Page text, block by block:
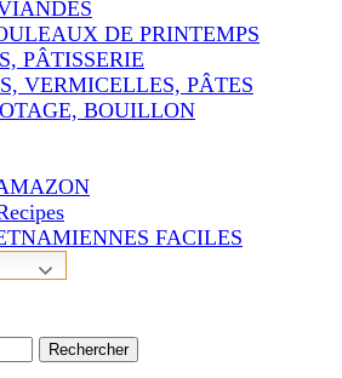
DE PRINTEMPS
PÂTISSERIE
VERMICELLES, PÂTES
BOUILLON
FACILES